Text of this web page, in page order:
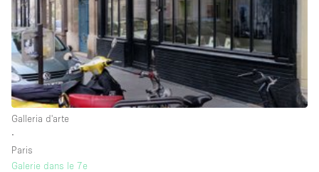
Hall
Imbarcazione
Magazzino
Negozio in centro commerciale
Ristorante/bar/caffè
Galleria d'arte
∙
Paris
Galerie dans le 7e